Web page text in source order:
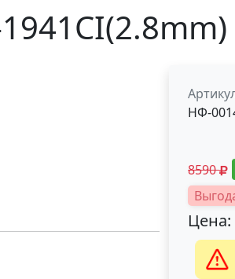
НФ-
8590
Цена: